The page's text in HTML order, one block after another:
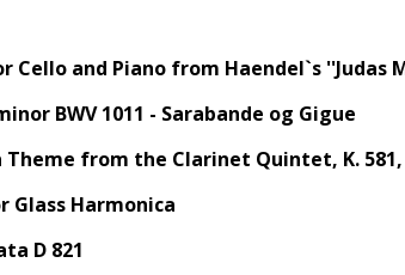
Cello and Piano from Haendel`s ''Judas
BWV 1011 - Sarabande og Gigue
from the Clarinet Quintet, K. 581,
Glass Harmonica
D 821